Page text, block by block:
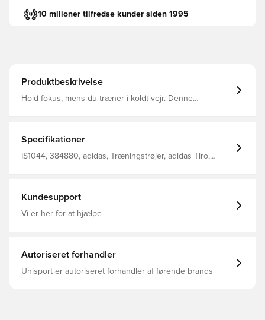
10 milioner tilfredse kunder siden 1995
Produktbeskrivelse
Hold fokus, mens du træner i koldt vejr. Denne
krop, så du altid er klar til, hvad træneren har planlagt.
Kvartslængde lynlås og ståkrave Forlommer med lynlås
AEROREADY Slank pasform 100% genanvendt polyester
Specifikationer
IS1044, 384880, adidas, Træningstrøjer, adidas Tiro,
Kundesupport
Vi er her for at hjælpe
Autoriseret forhandler
Unisport er autoriseret forhandler af førende brands